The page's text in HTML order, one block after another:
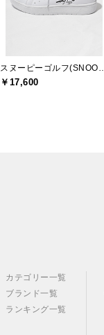
￥17,600
カテゴリー一覧
ブランド一覧
ランキング一覧